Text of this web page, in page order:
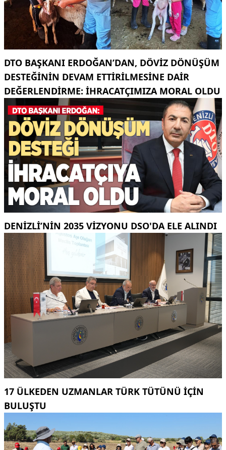
DTO BAŞKANI ERDOĞAN’DAN, DÖVIZ DÖNÜŞÜM
DESTEĞININ DEVAM ETTIRILMESINE DAIR
DEĞERLENDIRME: İHRACATÇIMIZA MORAL OLDU
DENIZLI’NIN 2035 VIZYONU DSO'DA ELE ALINDI
17 ÜLKEDEN UZMANLAR TÜRK TÜTÜNÜ IÇIN
BULUŞTU